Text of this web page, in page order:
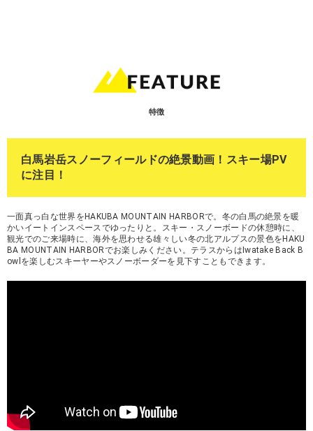
特徴
白馬岩岳スノーフィールドの絶景動画！スキー場PV
に注目！
一面真っ白な世界をHAKUBA MOUNTAIN HARBORで。冬の白馬の絶景を暖
かいイートインスペースでゆったりと。スキー・スノーボードの休憩時に、
観光でのご来場時に、海外を思わせる雄々しい冬の北アルプスの景色をHAKU
BA MOUNTAIN HARBORでお楽しみください。テラスからはIwatake Back B
owlを楽しむスキーヤーやスノーボーダーを見下すこともできます。